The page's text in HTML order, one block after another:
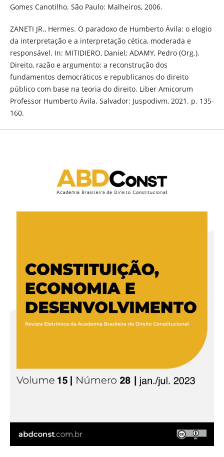
Gomes Canotilho. São Paulo: Malheiros, 2006.
ZANETI JR., Hermes. O paradoxo de Humberto Ávila: o elogio
da interpretação e a interpretação cética, moderada e
responsável. In: MITIDIERO, Daniel; ADAMY, Pedro (Org.).
Direito, razão e argumento: a reconstrução dos
fundamentos democráticos e republicanos do direito
público com base na teoria do direito. Liber Amicorum
Professor Humberto Ávila. Salvador: Juspodivm, 2021. p. 135-
160.